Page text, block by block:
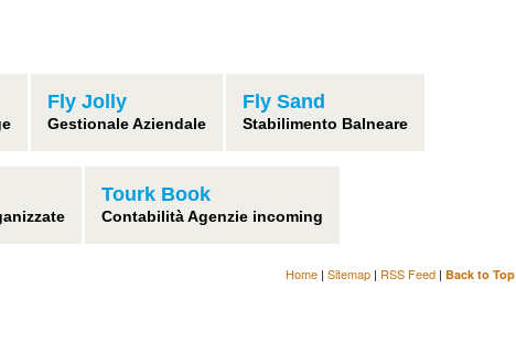
Fly Jolly
Gestionale Aziendale
Fly Sand
Stabilimento Balneare
Tourk Book
Contabilità Agenzie incoming
Home | Sitemap | RSS Feed | Back to Top